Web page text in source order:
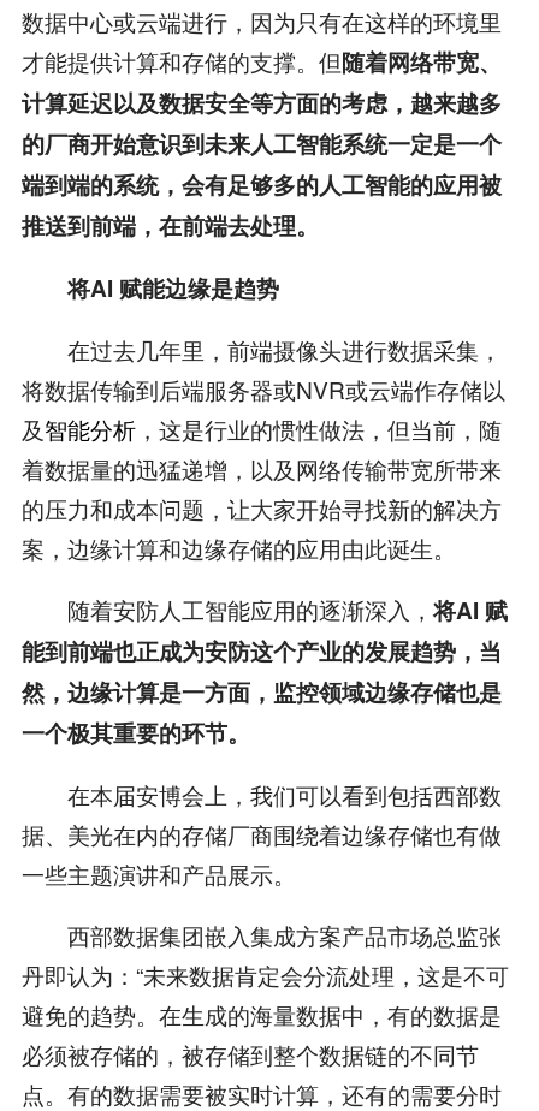
数据中心或云端进行，因为只有在这样的环境里
才能提供计算和存储的支撑。但随着网络带宽、
计算延迟以及数据安全等方面的考虑，越来越多
的厂商开始意识到未来人工智能系统一定是一个
端到端的系统，会有足够多的人工智能的应用被
推送到前端，在前端去处理。
将AI 赋能边缘是趋势
在过去几年里，前端摄像头进行数据采集，
将数据传输到后端服务器或NVR或云端作存储以
及智能分析，这是行业的惯性做法，但当前，随
着数据量的迅猛递增，以及网络传输带宽所带来
的压力和成本问题，让大家开始寻找新的解决方
案，边缘计算和边缘存储的应用由此诞生。
随着安防人工智能应用的逐渐深入，将AI 赋
能到前端也正成为安防这个产业的发展趋势，当
然，边缘计算是一方面，监控领域边缘存储也是
一个极其重要的环节。
在本届安博会上，我们可以看到包括西部数
据、美光在内的存储厂商围绕着边缘存储也有做
一些主题演讲和产品展示。
西部数据集团嵌入集成方案产品市场总监张
丹即认为：“未来数据肯定会分流处理，这是不可
避免的趋势。在生成的海量数据中，有的数据是
必须被存储的，被存储到整个数据链的不同节
点。有的数据需要被实时计算，还有的需要分时